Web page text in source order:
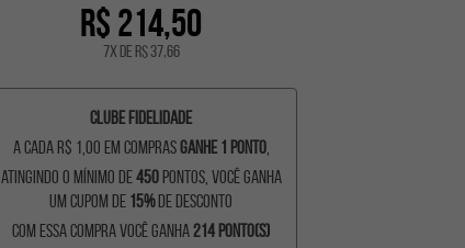
dados
Meus
R$ 214,50
7x de R$ 37,66
Clube Fidelidade
A cada R$ 1,00 em comprasganhe 1 ponto,
atingindo o mínimo de450pontos, você ganha
um cupom de 15%de desconto
Com essa compra você ganha214 ponto(s)